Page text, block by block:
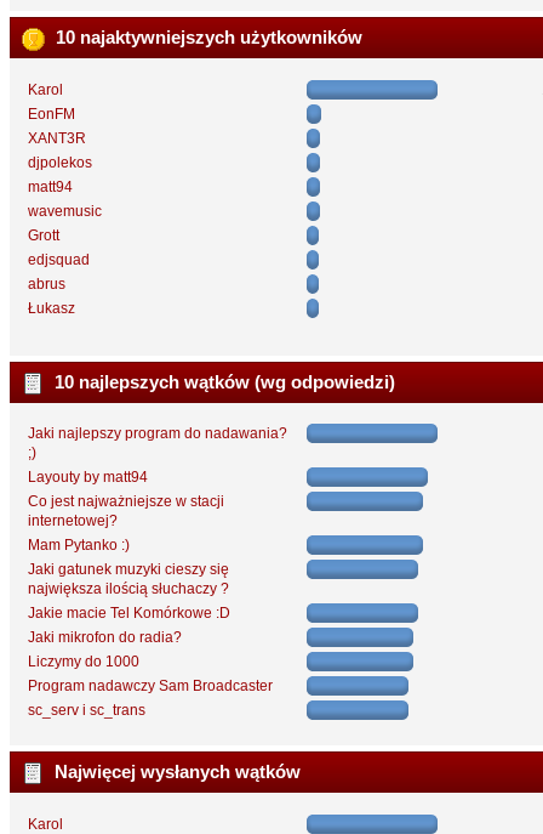
10 najaktywniejszych użytkowników
Karol
EonFM
XANT3R
djpolekos
matt94
wavemusic
Grott
edjsquad
abrus
Łukasz
10 najlepszych wątków (wg odpowiedzi)
Jaki najlepszy program do nadawania?
;)
Layouty by matt94
Co jest najważniejsze w stacji
internetowej?
Mam Pytanko :)
Jaki gatunek muzyki cieszy się
największa ilością słuchaczy ?
Jakie macie Tel Komórkowe :D
Jaki mikrofon do radia?
Liczymy do 1000
Program nadawczy Sam Broadcaster
sc_serv i sc_trans
Najwięcej wysłanych wątków
Karol